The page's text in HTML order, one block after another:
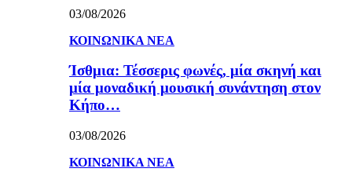
03/08/2026
ΚΟΙΝΩΝΙΚΑ ΝΕΑ
Ίσθμια: Τέσσερις φωνές, μία σκηνή και
μία μοναδική μουσική συνάντηση στον
Κήπο…
03/08/2026
ΚΟΙΝΩΝΙΚΑ ΝΕΑ